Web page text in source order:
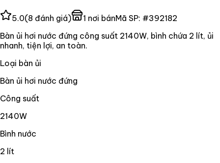
5.0(8 đánh giá) 1 nơi bánMã SP: #392182
Bàn ủi hơi nước đứng công suất 2140W, bình chứa 2 lít, ủi
nhanh, tiện lợi, an toàn.
Loại bàn ủi
Bàn ủi hơi nước đứng
Công suất
2140W
Bình nước
2 lít